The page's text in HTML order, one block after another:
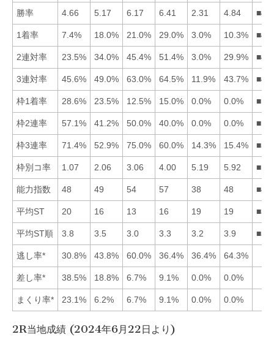
勝率 4.66 5.17 6.17 6.41 2.31 4.84
1着率 7.4% 18.0% 21.0% 29.0% 3.0% 10.3%
2連対率 23.5% 34.0% 45.4% 51.4% 3.0% 29.9%
3連対率 45.6% 49.0% 63.0% 64.5% 11.9% 43.7%
枠1着率 28.6% 23.5% 12.5% 15.0% 0.0% 0.0%
枠2連率 57.1% 41.2% 50.0% 40.0% 0.0% 0.0%
枠3連率 71.4% 52.9% 75.0% 60.0% 14.3% 15.4%
枠別コ率 1.07 2.06 3.06 4.00 5.19 5.92
能力指数 48 49 54 57 38 48
平均ST 20 16 13 16 19 19
平均ST順 3.8 3.5 3.0 3.3 3.2 3.9
逃し率* 30.8% 43.8% 60.0% 36.4% 36.4% 64.3%
差し率* 38.5% 18.8% 6.7% 9.1% 0.0% 0.0%
まくり率* 23.1% 6.2% 6.7% 9.1% 0.0% 0.0%
2R当地成績 (2024年6月22日より)